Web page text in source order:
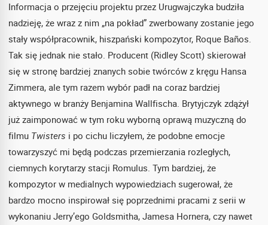
Informacja o przejęciu projektu przez Urugwajczyka budziła
nadzieję, że wraz z nim „na pokład” zwerbowany zostanie jego
stały współpracownik, hiszpański kompozytor, Roque Baños.
Tak się jednak nie stało. Producent (Ridley Scott) skierował
się w stronę bardziej znanych sobie twórców z kręgu Hansa
Zimmera, ale tym razem wybór padł na coraz bardziej
aktywnego w branży Benjamina Wallfischa. Brytyjczyk zdążył
już zaimponować w tym roku wyborną oprawą muzyczną do
filmu Twisters i po cichu liczyłem, że podobne emocje
towarzyszyć mi będą podczas przemierzania rozległych,
ciemnych korytarzy stacji Romulus. Tym bardziej, że
kompozytor w medialnych wypowiedziach sugerował, że
bardzo mocno inspirował się poprzednimi pracami z serii w
wykonaniu Jerry’ego Goldsmitha, Jamesa Hornera, czy nawet